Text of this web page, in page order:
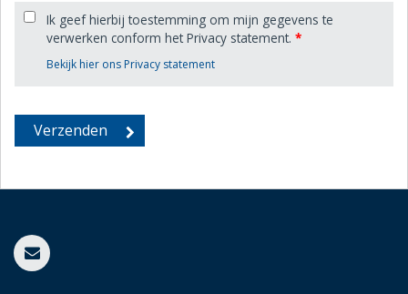
Ik geef hierbij toestemming om mijn gegevens te
verwerken conform het Privacy statement. *
Bekijk hier ons Privacy statement